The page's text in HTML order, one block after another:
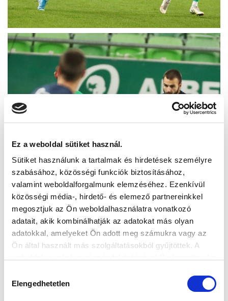
Ez a weboldal sütiket használ.
Sütiket használunk a tartalmak és hirdetések személyre
szabásához, közösségi funkciók biztosításához,
valamint weboldalforgalmunk elemzéséhez. Ezenkívül
közösségi média-, hirdető- és elemező partnereinkkel
megosztjuk az Ön weboldalhasználatra vonatkozó
adatait, akik kombinálhatják az adatokat más olyan
adatokkal, amelyeket Ön adott meg számukra vagy az
Ön által használt más szolgáltatásokból gyűjtöttek. A
kiválasztása
Elengedhetetlen